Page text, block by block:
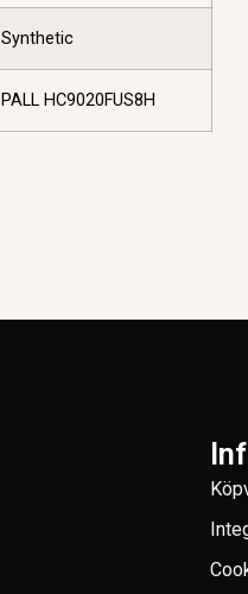
Synthetic
PALL HC9020FUS8H